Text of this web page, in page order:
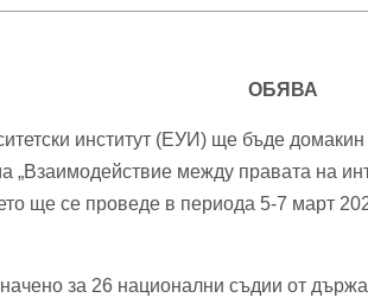
ОБЯВА
институт (ЕУИ) ще бъде
„Взаимодействие между правата на
ще се проведе в периода 5-7 март
за 26 национални съдии от